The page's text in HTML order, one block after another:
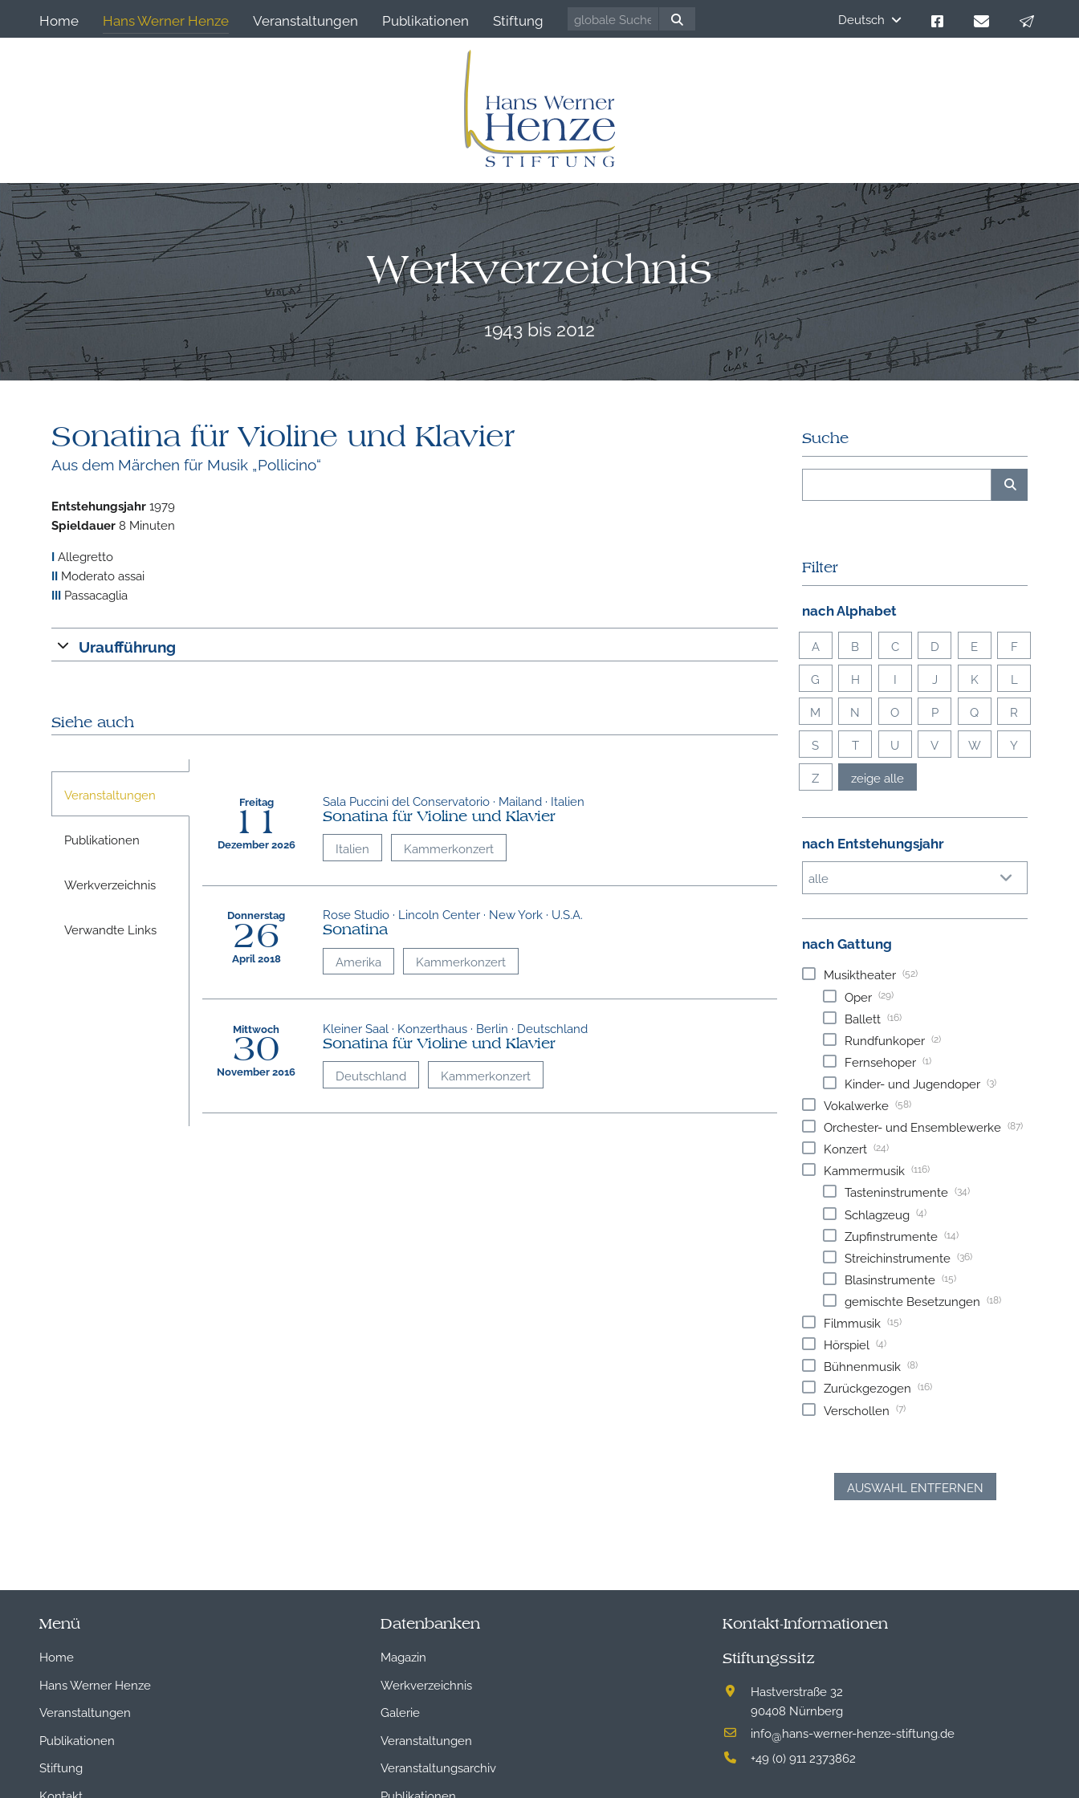
Home Hans Werner Henze Veranstaltungen Publikationen Stiftung Deutsch
Werkverzeichnis
1943 bis 2012
Sonatina für Violine und Klavier
Aus dem Märchen für Musik „Pollicino“
Entstehungsjahr1979
Spieldauer8 Minuten
IAllegretto
IIModerato assai
IIIPassacaglia
Uraufführung
Siehe auch
Veranstaltungen
Publikationen
Werkverzeichnis
Verwandte Links
Freitag
11
Dezember 2026
Sala Puccini del Conservatorio · Mailand · Italien
Sonatina für Violine und Klavier
Italien Kammerkonzert
Donnerstag
26
April 2018
Rose Studio · Lincoln Center · New York · U.S.A.
Sonatina
Amerika Kammerkonzert
Mittwoch
30
November 2016
Kleiner Saal · Konzerthaus · Berlin · Deutschland
Sonatina für Violine und Klavier
Deutschland Kammerkonzert
Suche
Filter
nach Alphabet
A B C D E F
G H I J K L
M N O P Q R
S T U V W Y
Z zeige alle
nach Entstehungsjahr
alle
nach Gattung
Musiktheater (52)
Oper (29)
Ballett (16)
Rundfunkoper (2)
Fernsehoper (1)
Kinder- und Jugendoper (3)
Vokalwerke (58)
Orchester- und Ensemblewerke (87)
Konzert (24)
Kammermusik (116)
Tasteninstrumente (34)
Schlagzeug (4)
Zupfinstrumente (14)
Streichinstrumente (36)
Blasinstrumente (15)
gemischte Besetzungen (18)
Filmmusik (15)
Hörspiel (4)
Bühnenmusik (8)
Zurückgezogen (16)
Verschollen (7)
AUSWAHL ENTFERNEN
Menü
Home
Hans Werner Henze
Veranstaltungen
Publikationen
Stiftung
Datenbanken
Magazin
Werkverzeichnis
Galerie
Veranstaltungen
Veranstaltungsarchiv
Kontakt-Informationen
Stiftungssitz
Hastverstraße 32
90408 Nürnberg
info@hans-werner-henze-stiftung.de
+49 (0) 911 2373862